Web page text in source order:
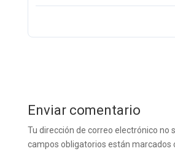
Enviar comentario
Tu dirección de correo electrónico no
campos obligatorios están marcados